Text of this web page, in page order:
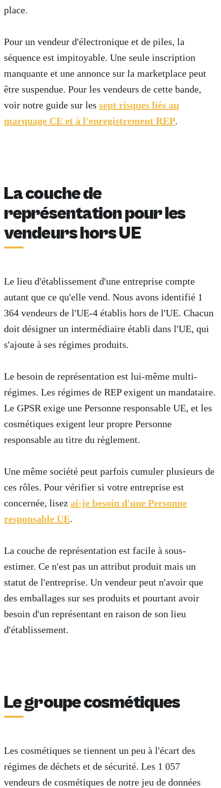
place.
Pour un vendeur d'électronique et de piles, la
séquence est impitoyable. Une seule inscription
manquante et une annonce sur la marketplace peut
être suspendue. Pour les vendeurs de cette bande,
voir notre guide sur les sept risques liés au
marquage CE et à l'enregistrement REP.
La couche de
représentation pour les
vendeurs hors UE
Le lieu d'établissement d'une entreprise compte
autant que ce qu'elle vend. Nous avons identifié 1
364 vendeurs de l'UE-4 établis hors de l'UE. Chacun
doit désigner un intermédiaire établi dans l'UE, qui
s'ajoute à ses régimes produits.
Le besoin de représentation est lui-même multi-
régimes. Les régimes de REP exigent un mandataire.
Le GPSR exige une Personne responsable UE, et les
cosmétiques exigent leur propre Personne
responsable au titre du règlement.
Une même société peut parfois cumuler plusieurs de
ces rôles. Pour vérifier si votre entreprise est
concernée, lisez ai-je besoin d'une Personne
responsable UE.
La couche de représentation est facile à sous-
estimer. Ce n'est pas un attribut produit mais un
statut de l'entreprise. Un vendeur peut n'avoir que
des emballages sur ses produits et pourtant avoir
besoin d'un représentant en raison de son lieu
d'établissement.
Le groupe cosmétiques
Les cosmétiques se tiennent un peu à l'écart des
régimes de déchets et de sécurité. Les 1 057
vendeurs de cosmétiques de notre jeu de données